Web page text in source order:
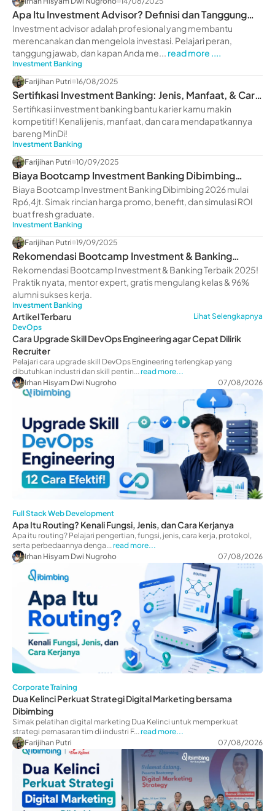
Apa Itu Investment Advisor? Definisi dan Tanggung
Jawabnya
Investment advisor adalah profesional yang membantu
merencanakan dan mengelola investasi. Pelajari peran,
tanggung jawab, dan kapan Anda me... read more ....
Investment Banking
Farijihan Putri 16/08/2025
Sertifikasi Investment Banking: Jenis, Manfaat, & Cara
Mendapatkannya
Sertifikasi investment banking bantu karier kamu makin
kompetitif! Kenali jenis, manfaat, dan cara mendapatkannya
bareng MinDi!
Investment Banking
Farijihan Putri 10/09/2025
Biaya Bootcamp Investment Banking Dibimbing
2026: Benefit & Realita Pasar Kerja
Biaya Bootcamp Investment Banking Dibimbing 2026 mulai
Rp6,4jt. Simak rincian harga promo, benefit, dan simulasi ROI
buat fresh graduate.
Investment Banking
Farijihan Putri 19/09/2025
Rekomendasi Bootcamp Investment & Banking
Terbaik [2025]
Rekomendasi Bootcamp Investment & Banking Terbaik 2025!
Praktik nyata, mentor expert, gratis mengulang kelas & 96%
alumni sukses kerja.
Investment Banking
Artikel Terbaru
Lihat Selengkapnya
DevOps
Cara Upgrade Skill DevOps Engineering agar Cepat Dilirik
Recruiter
Pelajari cara upgrade skill DevOps Engineering terlengkap yang
dibutuhkan industri dan skill pentin... read more...
Irhan Hisyam Dwi Nugroho
07/08/2026
Full Stack Web Development
Apa Itu Routing? Kenali Fungsi, Jenis, dan Cara Kerjanya
Apa itu routing? Pelajari pengertian, fungsi, jenis, cara kerja, protokol,
serta perbedaannya denga... read more...
Irhan Hisyam Dwi Nugroho
07/08/2026
Corporate Training
Dua Kelinci Perkuat Strategi Digital Marketing bersama
Dibimbing
Simak pelatihan digital marketing Dua Kelinci untuk memperkuat
strategi pemasaran tim di industri F... read more...
Farijihan Putri
07/08/2026